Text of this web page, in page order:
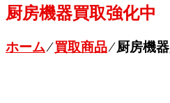
厨房機器買取強化中
ホーム⁄買取商品⁄厨房機